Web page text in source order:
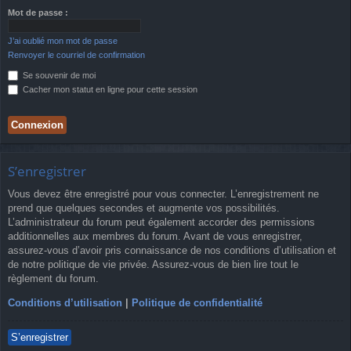
Mot de passe :
J’ai oublié mon mot de passe
Renvoyer le courriel de confirmation
Se souvenir de moi
Cacher mon statut en ligne pour cette session
S’enregistrer
Vous devez être enregistré pour vous connecter. L’enregistrement ne
prend que quelques secondes et augmente vos possibilités.
L’administrateur du forum peut également accorder des permissions
additionnelles aux membres du forum. Avant de vous enregistrer,
assurez-vous d’avoir pris connaissance de nos conditions d’utilisation et
de notre politique de vie privée. Assurez-vous de bien lire tout le
règlement du forum.
Conditions d’utilisation | Politique de confidentialité
S’enregistrer